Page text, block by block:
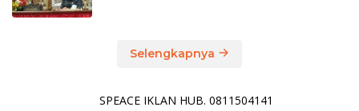
Selengkapnya
SPEACE IKLAN HUB. 0811504141